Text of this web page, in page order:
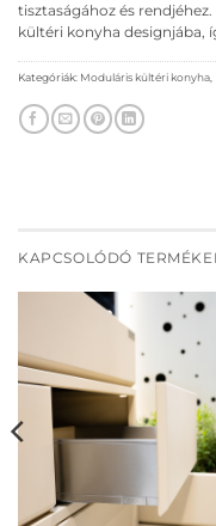
tisztaságához és
kültéri konyha designjába,
Kategóriák: Moduláris kültéri konyha
KAPCSOLÓDÓ